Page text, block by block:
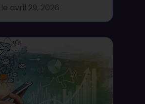
avril 29, 2026